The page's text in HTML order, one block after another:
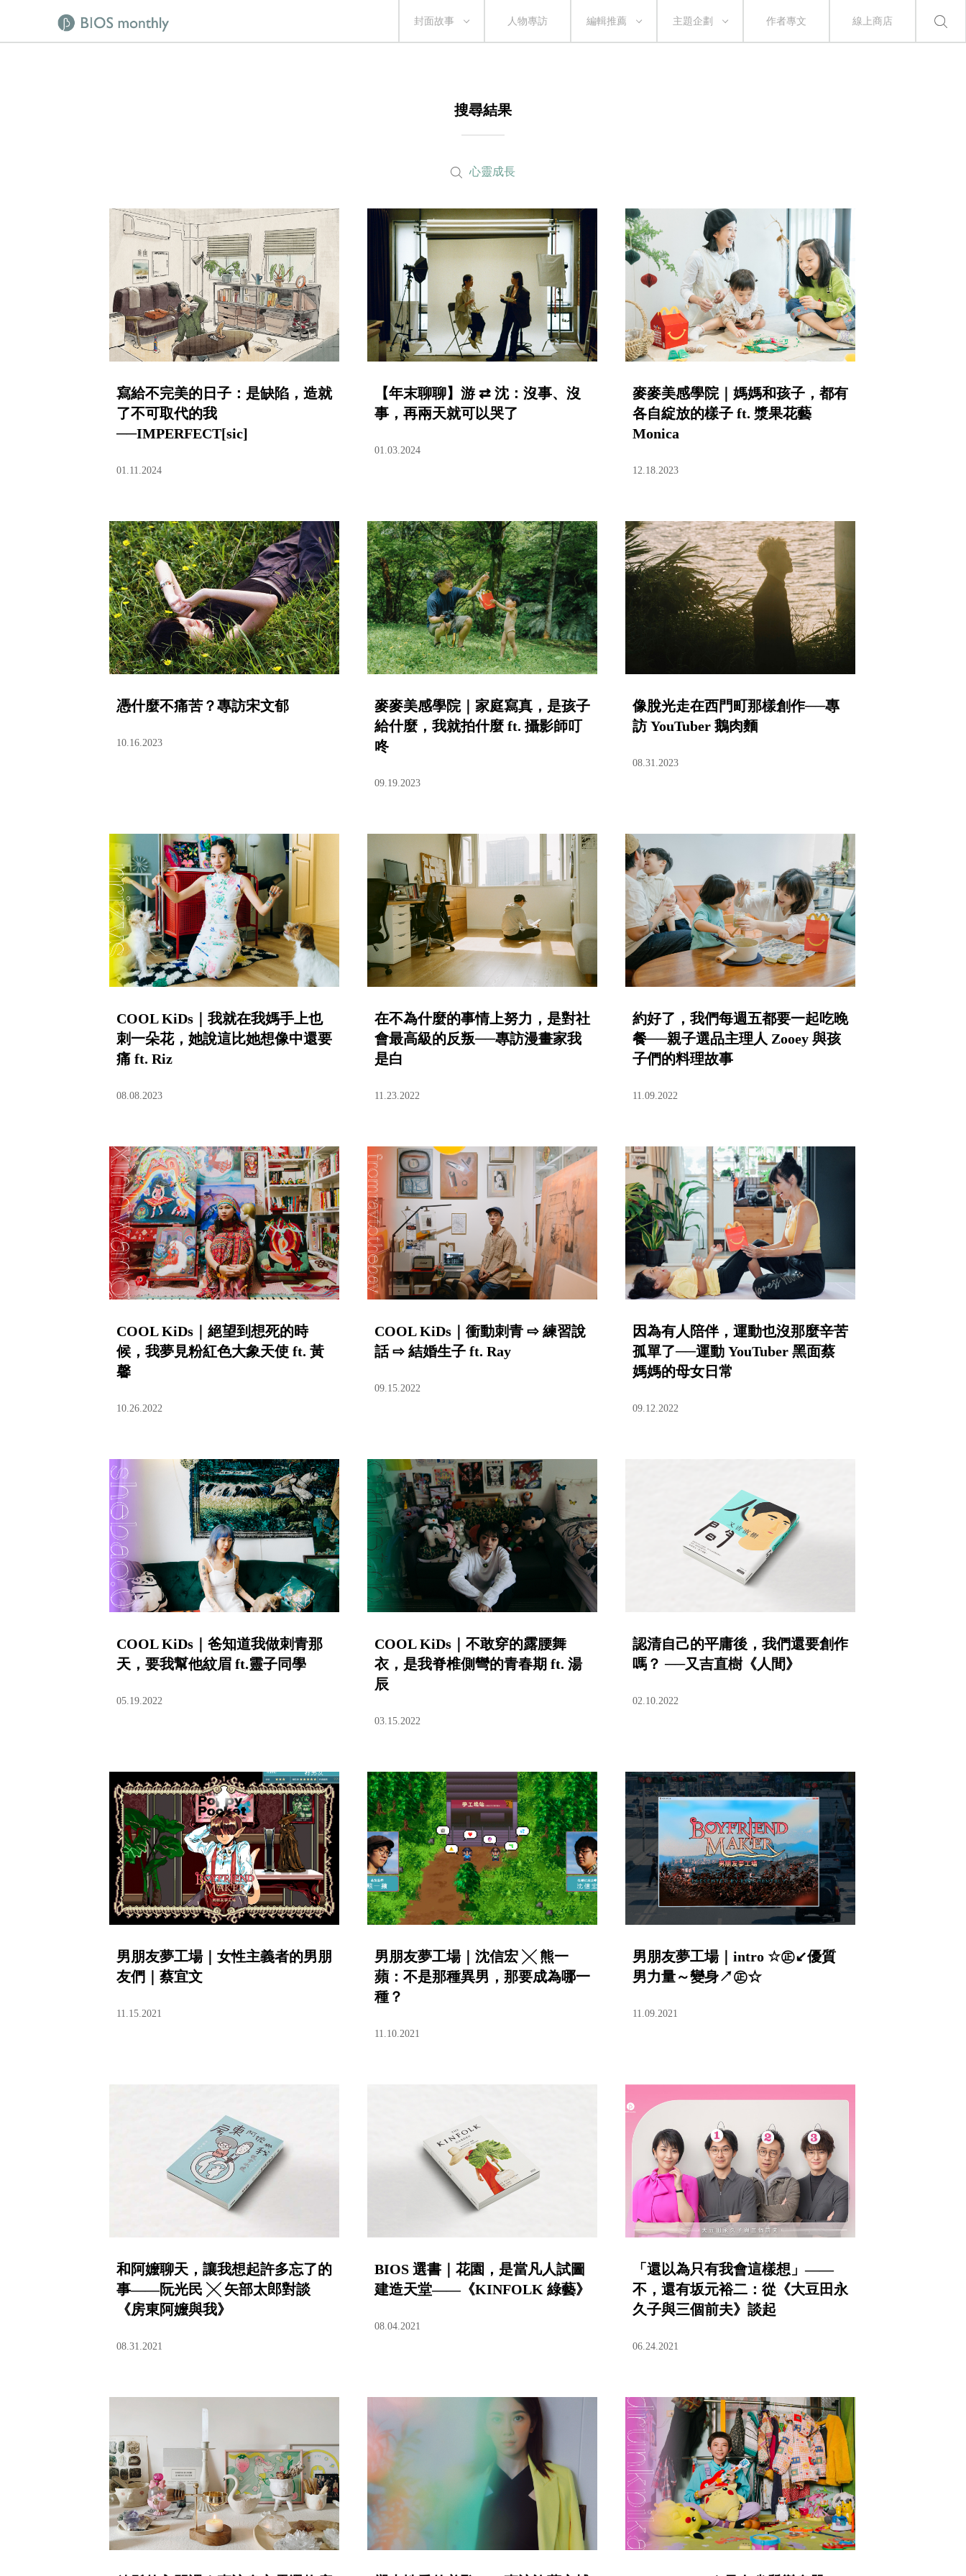
封面故事 人物專訪 編輯推薦 主題企劃 作者專文 線上商店
搜尋結果
心靈成長
寫給不完美的日子：是缺陷，造就
了不可取代的我
──IMPERFECT[sic]
01.11.2024
【年末聊聊】游 ⇄ 沈：沒事、沒
事，再兩天就可以哭了
01.03.2024
麥麥美感學院｜媽媽和孩子，都有
各自綻放的樣子 ft. 漿果花藝
Monica
12.18.2023
憑什麼不痛苦？專訪宋文郁
10.16.2023
麥麥美感學院｜家庭寫真，是孩子
給什麼，我就拍什麼 ft. 攝影師叮
咚
09.19.2023
像脫光走在西門町那樣創作──專
訪 YouTuber 鵝肉麵
08.31.2023
COOL KiDs｜我就在我媽手上也
刺一朵花，她說這比她想像中還要
痛 ft. Riz
08.08.2023
在不為什麼的事情上努力，是對社
會最高級的反叛──專訪漫畫家我
是白
11.23.2022
約好了，我們每週五都要一起吃晚
餐──親子選品主理人 Zooey 與孩
子們的料理故事
11.09.2022
COOL KiDs｜絕望到想死的時
候，我夢見粉紅色大象天使 ft. 黃
馨
10.26.2022
COOL KiDs｜衝動刺青 ⇨ 練習說
話 ⇨ 結婚生子 ft. Ray
09.15.2022
因為有人陪伴，運動也沒那麼辛苦
孤單了──運動 YouTuber 黑面蔡
媽媽的母女日常
09.12.2022
COOL KiDs｜爸知道我做刺青那
天，要我幫他紋眉 ft.靈子同學
05.19.2022
COOL KiDs｜不敢穿的露腰舞
衣，是我脊椎側彎的青春期 ft. 湯
辰
03.15.2022
認清自己的平庸後，我們還要創作
嗎？ ──又吉直樹《人間》
02.10.2022
男朋友夢工場｜女性主義者的男朋
友們｜蔡宜文
11.15.2021
男朋友夢工場｜沈信宏 ╳ 熊一
蘋：不是那種異男，那要成為哪一
種？
11.10.2021
男朋友夢工場｜intro ☆㊣↙優質
男力量～變身↗㊣☆
11.09.2021
和阿嬤聊天，讓我想起許多忘了的
事——阮光民 ╳ 矢部太郎對談
《房東阿嬤與我》
08.31.2021
BIOS 選書｜花園，是當凡人試圖
建造天堂——《KINFOLK 綠藝》
08.04.2021
「還以為只有我會這樣想」——
不，還有坂元裕二：從《大豆田永
久子與三個前夫》談起
06.24.2021